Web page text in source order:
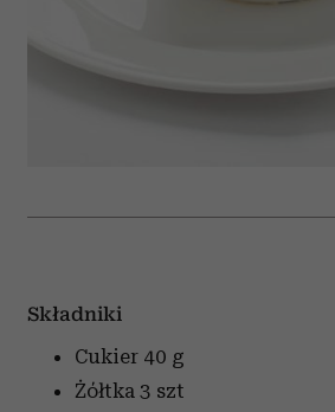
Składniki
Cukier 40 g
Żółtka 3 szt